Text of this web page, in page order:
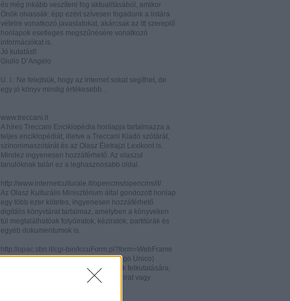
és még inkább veszíteni fog aktualitásából, amikor
Önök olvassák: épp ezért szívesen fogadunk a listára
vételre vonatkozó javaslatokat, akárcsak az itt szereplő
honlapok esetleges megszűnésére vonatkozó
információkat is.
Jó kutatást!
Giulio D’Angelo
U. I.: Ne felejtsük, hogy az internet sokat segíthet, de
egy jó könyv mindig értékesebb...
www.treccani.it
A híres Treccani Enciklopédia honlapja tartalmazza a
teljes enciklopédiát, illetve a Treccani Kiadó szótárát,
szinonimaszótárát és az Olasz Életrajzi Lexikont is.
Mindez ingyenesen hozzáférhető. Az olaszul
tanulóknak talán ez a leghasznosabb oldal.
http://www.internetculturale.it/opencms/opencms/it/
Az Olasz Kulturális Minisztérium által gondozott honlap
egy több ezer kötetes, ingyenesen hozzáférhető
digitális könyvtárat tartalmaz, amelyben a könyveken
túl megtalálhatóak folyóiratok, kéziratok, partitúrák és
egyéb dokumentumok is.
http://opac.sbn.it/cgi-bin/IccuForm.pl?form=WebFrame
Az ICCU (Istituto Centrale per il Catalogo Unico)
keresőrendszere. Hasznos lehet annak felkutatására,
hogy hol lelhető fel egy-egy könyv, kézirat vagy